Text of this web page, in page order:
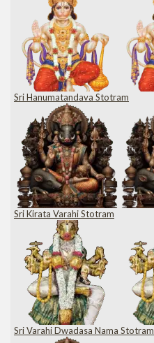
Sri Hanumatandava Stotram
Sri Kirata Varahi Stotram
Sri Varahi Dwadasa Nama Stotram